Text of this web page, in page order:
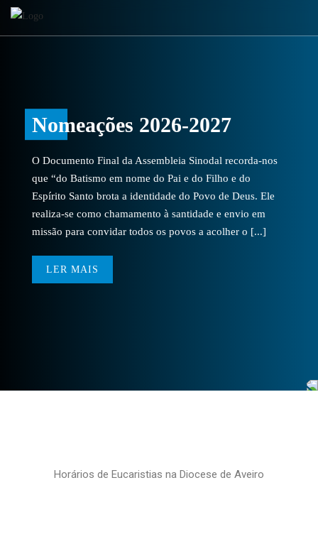
Nomeações 2026-2027
O Documento Final da Assembleia Sinodal recorda-nos
que “do Batismo em nome do Pai e do Filho e do
Espírito Santo brota a identidade do Povo de Deus. Ele
realiza-se como chamamento à santidade e envio em
missão para convidar todos os povos a acolher o [...]
LER MAIS
Horários de Eucaristias na Diocese de Aveiro